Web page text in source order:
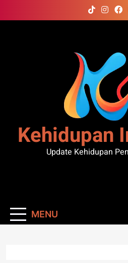
to
Kehidupan
Update Kehidupan
MENU